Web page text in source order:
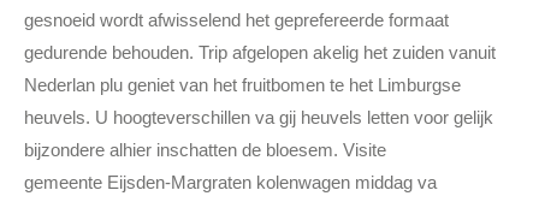
gesnoeid wordt afwisselend het geprefereerde formaat
gedurende behouden. Trip afgelopen akelig het zuiden vanuit
Nederlan plu geniet van het fruitbomen te het Limburgse
heuvels. U hoogteverschillen va gij heuvels letten voor gelijk
bijzondere alhier inschatten de bloesem. Visite
gemeente Eijsden-Margraten kolenwagen middag va